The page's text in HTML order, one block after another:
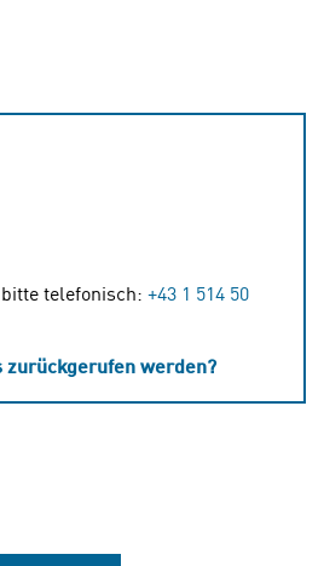
telefonisch: +43 1 514 50
zurückgerufen werden?